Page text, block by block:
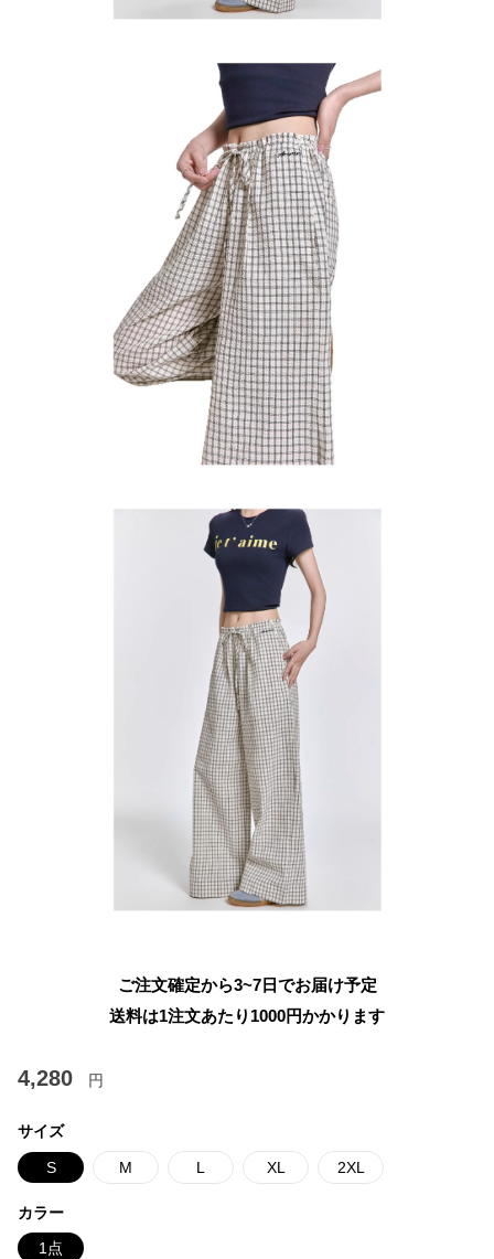
ご注文確定から3~7日でお届け予定
送料は1注文あたり 1000円かかります
4,280 円
サイズ
S M L XL 2XL
カラー
1点